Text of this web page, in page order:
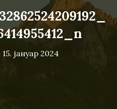
15. јануар 2024